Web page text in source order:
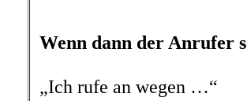
Wenn dann der Anrufer
„Ich rufe an wegen …“